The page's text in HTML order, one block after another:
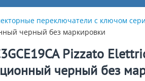
переключатели с ключом
черный без маркировки
Pizzato
черный без